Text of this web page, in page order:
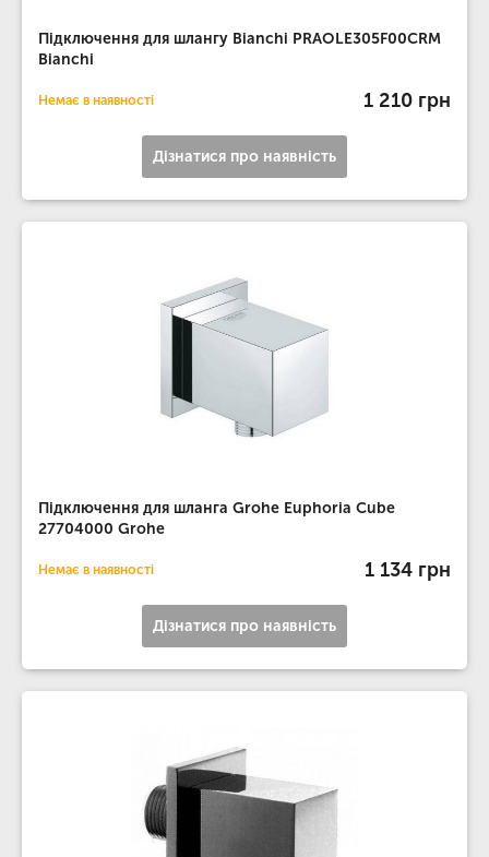
Підключення для шлангу Bianchi PRAOLE305F00CRM
Bianchi
Немає в наявності 1 210 грн
Дізнатися про наявність
Підключення для шланга Grohe Euphoria Cube
27704000 Grohe
Немає в наявності 1 134 грн
Дізнатися про наявність